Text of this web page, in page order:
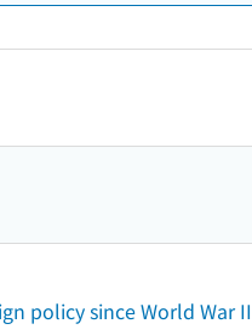
policy since World War II